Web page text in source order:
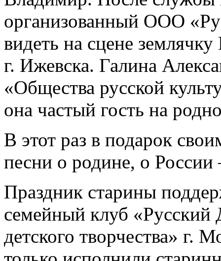
организованный ООО
видеть на сцене
г. Ижевска. Галина
«Общества русской
она частый гость на
В этот раз в подарок
песни о родине, о
Праздник старины
семейный клуб
детского творчества» г.